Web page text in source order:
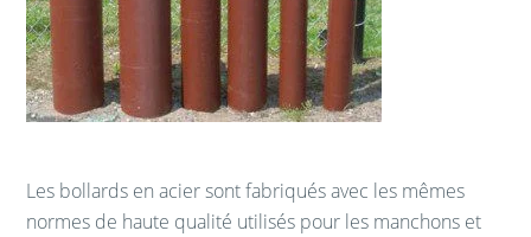
Les bollards en acier sont fabriqués avec les mêmes
normes de haute qualité utilisés pour les manchons et